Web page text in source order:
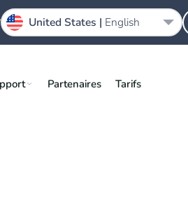
Partenaires Tarifs
United States | English